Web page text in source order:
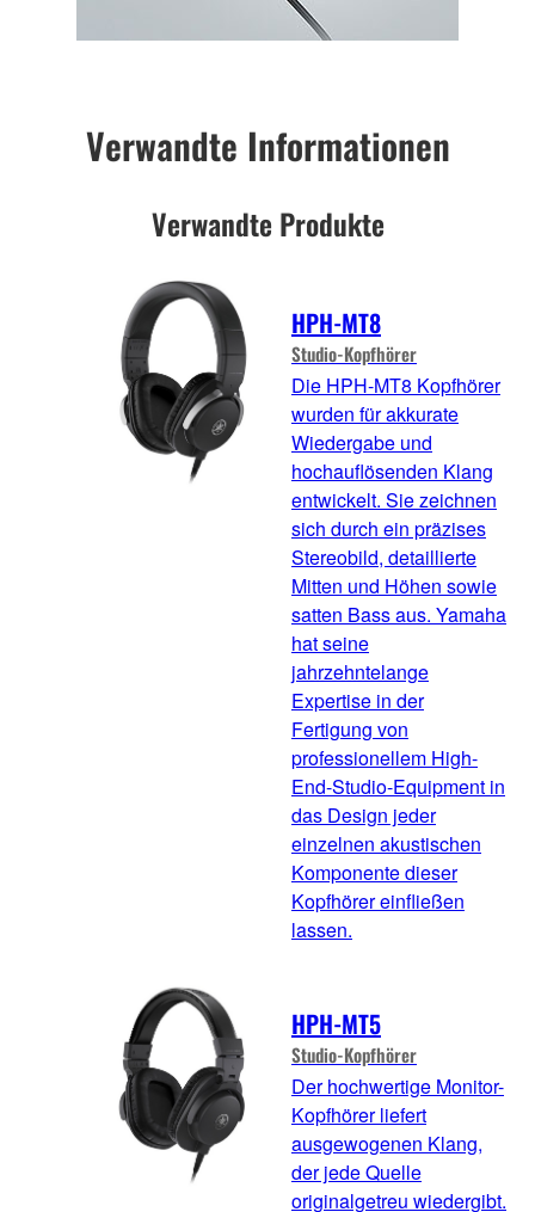
Verwandte Informationen
Verwandte Produkte
HPH-MT8
Studio-Kopfhörer
Die HPH-MT8 Kopfhörer
wurden für akkurate
Wiedergabe und
hochauflösenden Klang
entwickelt. Sie zeichnen
sich durch ein präzises
Stereobild, detaillierte
Mitten und Höhen sowie
satten Bass aus. Yamaha
hat seine
jahrzehntelange
Expertise in der
Fertigung von
professionellem High-
End-Studio-Equipment in
das Design jeder
einzelnen akustischen
Komponente dieser
Kopfhörer einfließen
lassen.
HPH-MT5
Studio-Kopfhörer
Der hochwertige Monitor-
Kopfhörer liefert
ausgewogenen Klang,
der jede Quelle
originalgetreu wiedergibt.